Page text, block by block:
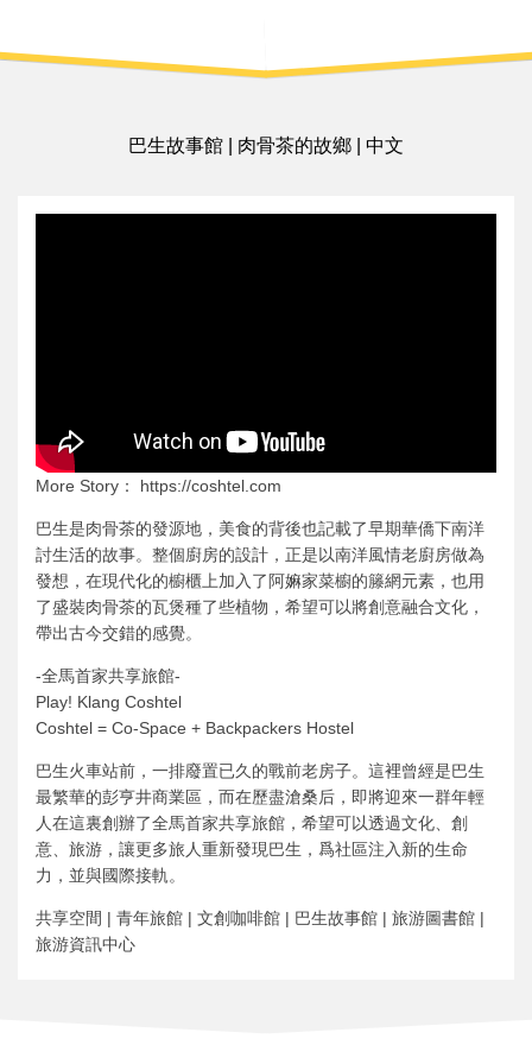
巴生故事館 | 肉骨茶的故鄉 | 中文
More Story： https://coshtel.com
巴生是肉骨茶的發源地，美食的背後也記載了早期華僑下南洋
討生活的故事。整個廚房的設計，正是以南洋風情老廚房做為
發想，在現代化的櫥櫃上加入了阿嫲家菜櫥的籐網元素，也用
了盛裝肉骨茶的瓦煲種了些植物，希望可以將創意融合文化，
帶出古今交錯的感覺。
-全馬首家共享旅館-
Play! Klang Coshtel
Coshtel = Co-Space + Backpackers Hostel
巴生火車站前，一排廢置已久的戰前老房子。這裡曾經是巴生
最繁華的彭亨井商業區，而在歷盡滄桑后，即將迎來一群年輕
人在這裏創辦了全馬首家共享旅館，希望可以透過文化、創
意、旅游，讓更多旅人重新發現巴生，爲社區注入新的生命
力，並與國際接軌。
共享空間 | 青年旅館 | 文創咖啡館 | 巴生故事館 | 旅游圖書館 |
旅游資訊中心